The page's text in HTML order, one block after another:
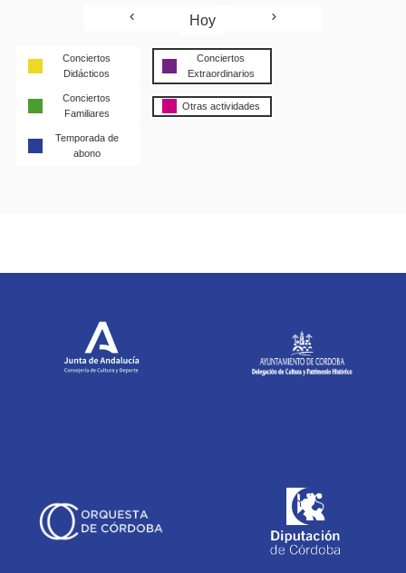
Hoy
Conciertos
Didácticos
Conciertos
Extraordinarios
Conciertos
Familiares
Otras actividades
Temporada de
abono